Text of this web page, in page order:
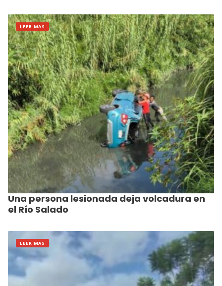
LEER MAS
Una persona lesionada deja volcadura en
el Río Salado
LEER MAS